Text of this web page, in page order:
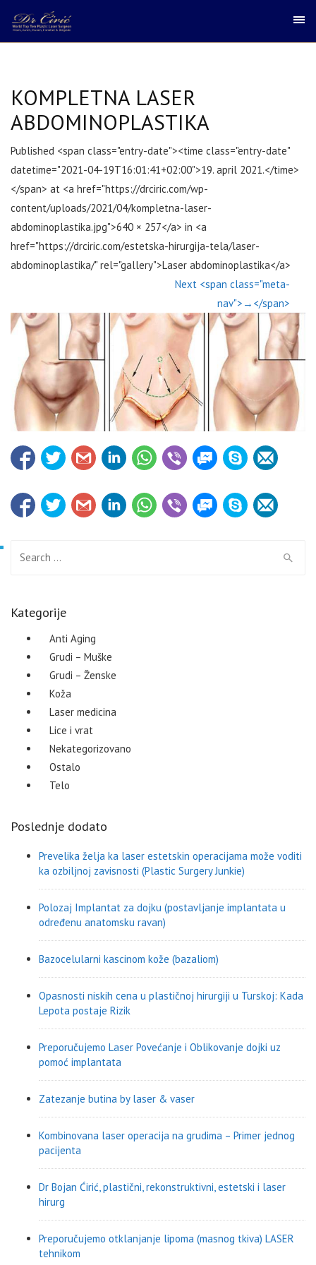
KOMPLETNA LASER
ABDOMINOPLASTIKA
Published <span class="entry-date"><time class="entry-date"
datetime="2021-04-19T16:01:41+02:00">19. april 2021.</time>
</span> at <a href="https://drciric.com/wp-
content/uploads/2021/04/kompletna-laser-
abdominoplastika.jpg">640 × 257</a> in <a
href="https://drciric.com/estetska-hirurgija-tela/laser-
abdominoplastika/" rel="gallery">Laser abdominoplastika</a>
Next <span class="meta-
nav">→</span>
Kategorije
Anti Aging
Grudi – Muške
Grudi – Ženske
Koža
Laser medicina
Lice i vrat
Nekategorizovano
Ostalo
Telo
Poslednje dodato
Prevelika želja ka laser estetskin operacijama može voditi
ka ozbiljnoj zavisnosti (Plastic Surgery Junkie)
Polozaj Implantat za dojku (postavljanje implantata u
određenu anatomsku ravan)
Bazocelularni kascinom kože (bazaliom)
Opasnosti niskih cena u plastičnoj hirurgiji u Turskoj: Kada
Lepota postaje Rizik
Preporučujemo Laser Povećanje i Oblikovanje dojki uz
pomoć implantata
Zatezanje butina by laser & vaser
Kombinovana laser operacija na grudima – Primer jednog
pacijenta
Dr Bojan Ćirić, plastični, rekonstruktivni, estetski i laser
hirurg
Preporučujemo otklanjanje lipoma (masnog tkiva) LASER
tehnikom